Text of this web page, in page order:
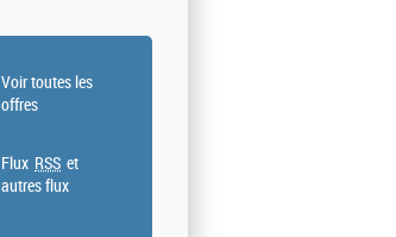
Voir toutes les
offres
Flux RSS et
autres flux